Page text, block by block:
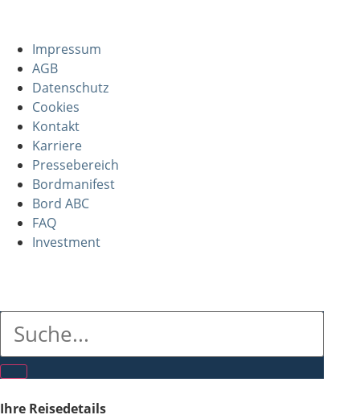
Impressum
AGB
Datenschutz
Cookies
Kontakt
Karriere
Pressebereich
Bordmanifest
Bord ABC
FAQ
Investment
Ihre Reisedetails